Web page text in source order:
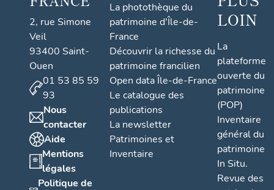
2, rue Simone
Veil
93400 Saint-
Ouen
01 53 85 59
93
Nous
contacter
Aide
Mentions
légales
Politique de
La photothèque du
patrimoine d'Île-de-
France
Découvrir la richesse du
patrimoine francilien
Open data Île-de-France
Le catalogue des
publications
La newsletter
Patrimoines et
Inventaire
LOIN
La
plateforme
ouverte du
patrimoine
(POP)
Inventaire
général du
patrimoine
In Situ.
Revue des